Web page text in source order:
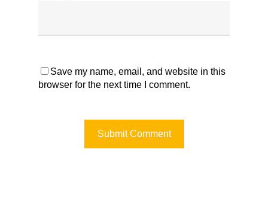
Save my name, email, and website in this
browser for the next time I comment.